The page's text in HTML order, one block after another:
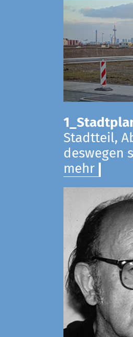
Stadtteil,
deswegen
mehr